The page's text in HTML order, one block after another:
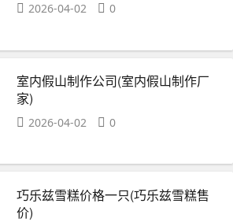
2026-04-02 0
室内假山制作公司(室内假山制作厂
家)
2026-04-02 0
巧乐兹雪糕价格一只(巧乐兹雪糕售
价)